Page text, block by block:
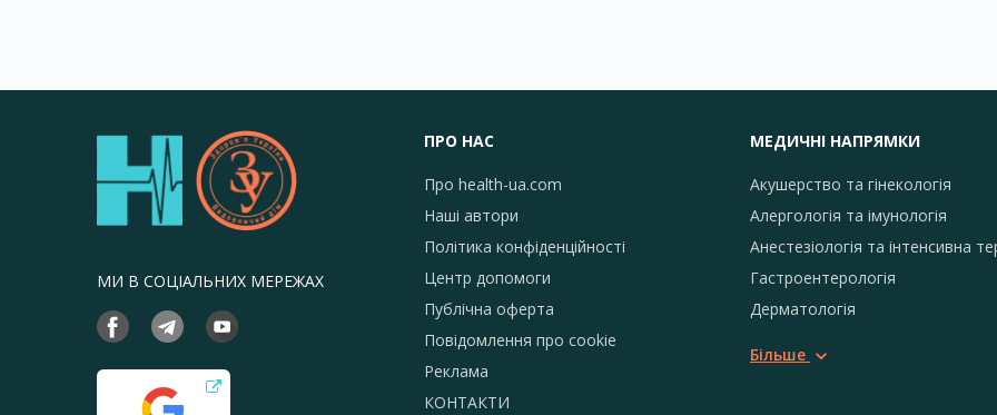
МИ В СОЦІАЛЬНИХ МЕРЕЖАХ
ПРО НАС
Про health-ua.com
Наші автори
Політика конфіденційності
Центр допомоги
Публічна оферта
Повідомлення про сookie
Реклама
КОНТАКТИ
МЕДИЧНІ НАПРЯМКИ
Акушерство та гінекологія
Алергологія та імунологія
Анестезіологія та інтенсивна
Гастроентерологія
Дерматологія
Більше